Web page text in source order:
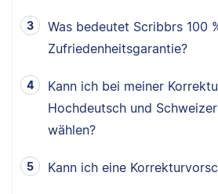
Was bedeutet Scribbrs 100
Zufriedenheitsgarantie?
Kann ich bei meiner
Hochdeutsch und
wählen?
Kann ich eine